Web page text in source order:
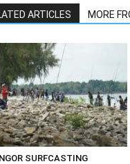
ARTICLES MORE
SURFCASTING